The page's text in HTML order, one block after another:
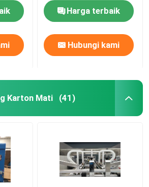
Harga terbaik
Hubungi kami
Karton Mati (41)